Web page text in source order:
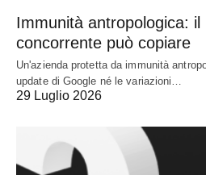
Immunità antropologica:
concorrente può copiare
Un'azienda protetta da immunità
update di Google né le variazioni…
29 Luglio 2026